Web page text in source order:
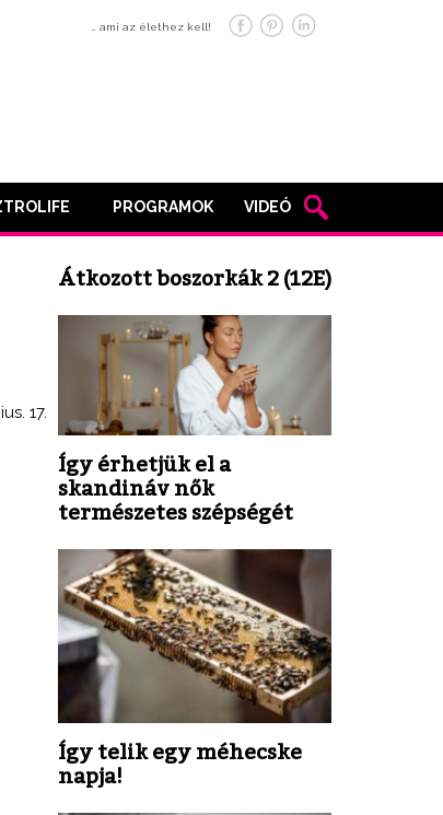
… ami az élethez kell!
PROGRAMOK VIDEÓ
17.
Átkozott boszorkák 2 (12E)
Így érhetjük el a
skandináv nők
természetes szépségét
Így telik egy méhecske
napja!